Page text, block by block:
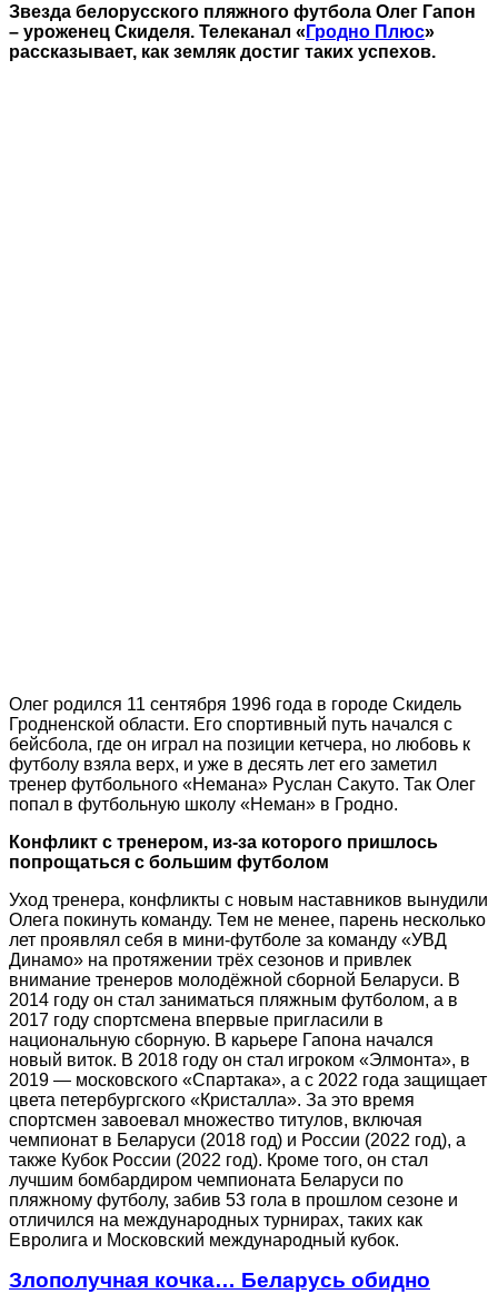
Звезда белорусского пляжного футбола Олег Гапон
– уроженец Скиделя. Телеканал « Гродно Плюс»
рассказывает, как земляк достиг таких успехов.
Олег родился 11 сентября 1996 года в городе Скидель
Гродненской области. Его спортивный путь начался с
бейсбола, где он играл на позиции кетчера, но любовь к
футболу взяла верх, и уже в десять лет его заметил
тренер футбольного «Немана» Руслан Сакуто. Так Олег
попал в футбольную школу «Неман» в Гродно.
Конфликт с тренером, из-за которого пришлось
попрощаться с большим футболом
Уход тренера, конфликты с новым наставников вынудили
Олега покинуть команду. Тем не менее, парень несколько
лет проявлял себя в мини-футболе за команду «УВД
Динамо» на протяжении трёх сезонов и привлек
внимание тренеров молодёжной сборной Беларуси. В
2014 году он стал заниматься пляжным футболом, а в
2017 году спортсмена впервые пригласили в
национальную сборную. В карьере Гапона начался
новый виток. В 2018 году он стал игроком «Элмонта», в
2019 — московского «Спартака», а с 2022 года защищает
цвета петербургского «Кристалла». За это время
спортсмен завоевал множество титулов, включая
чемпионат в Беларуси (2018 год) и России (2022 год), а
также Кубок России (2022 год). Кроме того, он стал
лучшим бомбардиром чемпионата Беларуси по
пляжному футболу, забив 53 гола в прошлом сезоне и
отличился на международных турнирах, таких как
Евролига и Московский международный кубок.
Злополучная кочка… Беларусь обидно